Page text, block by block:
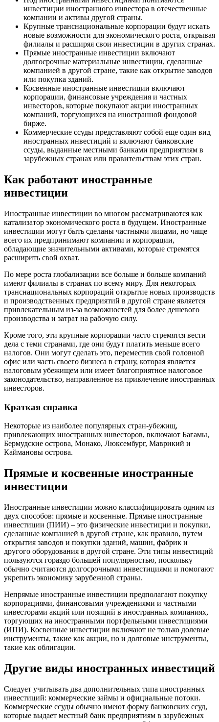
инвестиции иностранного инвестора в отечественные
компании и активы другой страны.
Крупные транснациональные корпорации будут искать
новые возможности для экономического роста, открывая
филиалы и расширяя свои инвестиции в других странах.
Прямые иностранные инвестиции включают
долгосрочные материальные инвестиции, сделанные
компанией в другой стране, такие как открытие заводов
или покупка зданий.
Косвенные иностранные инвестиции включают
корпорации, финансовые учреждения и частных
инвесторов, которые покупают акции иностранных
компаний, торгующихся на иностранной фондовой
бирже.
Коммерческие ссуды представляют собой еще один вид
иностранных инвестиций и включают банковские
ссуды, выданные местными банками предприятиям в
зарубежных странах или правительствам этих стран.
Как работают иностранные
инвестиции
Иностранные инвестиции во многом рассматриваются как
катализатор экономического роста в будущем. Иностранные
инвестиции могут быть сделаны частными лицами, но чаще
всего их предпринимают компании и корпорации,
обладающие значительными активами, которые стремятся
расширить свой охват.
По мере роста глобализации все больше и больше компаний
имеют филиалы в странах по всему миру. Для некоторых
транснациональных корпораций открытие новых производств
и производственных предприятий в другой стране является
привлекательным из-за возможностей для более дешевого
производства и затрат на рабочую силу.
Кроме того, эти крупные корпорации часто стремятся вести
дела с теми странами, где они будут платить меньше всего
налогов. Они могут сделать это, переместив свой головной
офис или часть своего бизнеса в страну, которая является
налоговым убежищем или имеет благоприятное налоговое
законодательство, направленное на привлечение иностранных
инвесторов.
Краткая справка
Некоторые из наиболее популярных стран-убежищ,
привлекающих иностранных инвесторов, включают Багамы,
Бермудские острова, Монако, Люксембург, Маврикий и
Каймановы острова.
Прямые и косвенные иностранные
инвестиции
Иностранные инвестиции можно классифицировать одним из
двух способов: прямые и косвенные. Прямые иностранные
инвестиции (ПИИ) – это физические инвестиции и покупки,
сделанные компанией в другой стране, как правило, путем
открытия заводов и покупки зданий, машин, фабрик и
другого оборудования в другой стране. Эти типы инвестиций
пользуются гораздо большей популярностью, поскольку
обычно считаются долгосрочными инвестициями и помогают
укрепить экономику зарубежной страны.
Непрямые иностранные инвестиции предполагают покупку
корпорациями, финансовыми учреждениями и частными
инвесторами акций или позиций в иностранных компаниях,
торгующих на иностранными портфельными инвестициями
(ИПИ). Косвенные инвестиции включают не только долевые
инструменты, такие как акции, но и долговые инструменты,
такие как облигации.
Другие виды иностранных инвестиций
Следует учитывать два дополнительных типа иностранных
инвестиций: коммерческие займы и официальные потоки.
Коммерческие ссуды обычно имеют форму банковских ссуд,
которые выдает местный банк предприятиям в зарубежных